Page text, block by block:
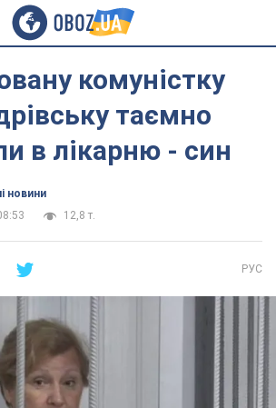
комуністку
таємно
в лікарню - син
новини
12,8 т.
РУС